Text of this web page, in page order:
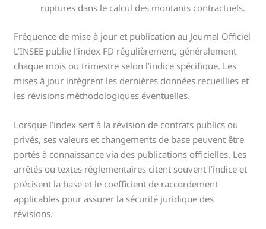
ruptures dans le calcul des montants contractuels.
Fréquence de mise à jour et publication au Journal Officiel
L’INSEE publie l’index FD régulièrement, généralement
chaque mois ou trimestre selon l’indice spécifique. Les
mises à jour intègrent les dernières données recueillies et
les révisions méthodologiques éventuelles.
Lorsque l’index sert à la révision de contrats publics ou
privés, ses valeurs et changements de base peuvent être
portés à connaissance via des publications officielles. Les
arrêtés ou textes réglementaires citent souvent l’indice et
précisent la base et le coefficient de raccordement
applicables pour assurer la sécurité juridique des
révisions.